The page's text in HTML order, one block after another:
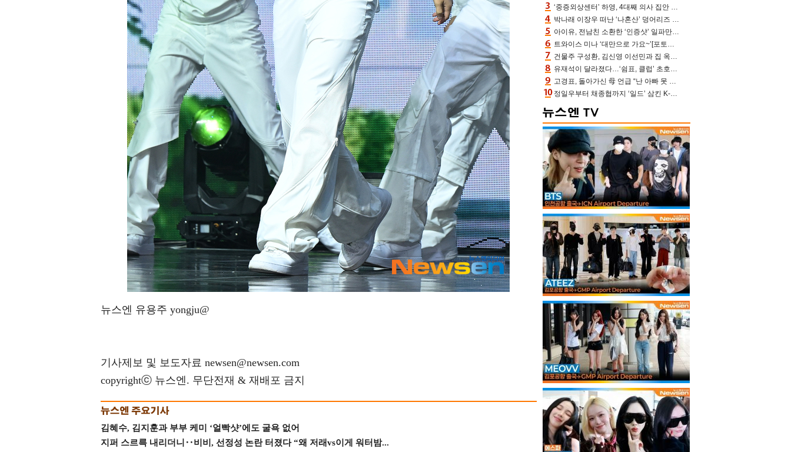
뉴스엔 유용주 yongju@
기사제보 및 보도자료 newsen@newsen.com
copyrightⓒ 뉴스엔. 무단전재 & 재배포 금지
김혜수, 김지훈과 부부 케미 ‘얼빡샷’에도 굴욕 없어
지퍼 스르륵 내리더니‥비비, 선정성 논란 터졌다 “왜 저래vs이게 워터밤...
‘중증외상센터’ 하영, 4대째 의사 집안 인증 “증조부, 고종 황제 진료”(옥문아)[어제TV]
박나래 이장우 떠난 ‘나혼산’ 덩어리즈 왔다, 1인 1케이크에 팜유 전현무 충격[어제TV]
아이유, 전남친 소환한 ‘인증샷’ 일파만파 속…남사친 변우석 선물도 남겼나 ‘훈훈’
트와이스 미나 ‘대만으로 가요~’[포토엔HD]
건물주 구성환, 김신영 이선민과 집 옥상서 41만원 한우 파티 “화력이 성화봉송”(나혼산)
유재석이 달라졌다…‘쉼표, 클럽’ 초호화 코스에 주우재도 감탄 (놀면 뭐하니?)
고경표, 돌아가신 母 언급 “난 아빠 못 될 듯” 족보 태운 부친 응원 뭉클(나혼산)
정일우부터 채종협까지 ‘일드’ 삼킨 K-배우들의 매서운 돌풍